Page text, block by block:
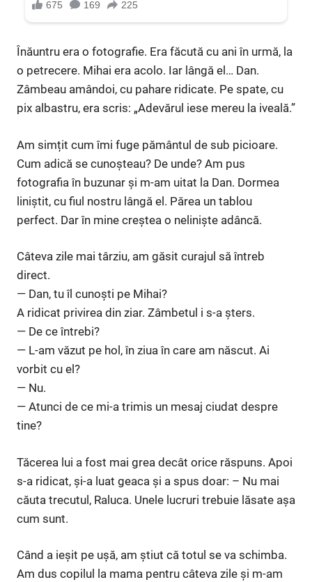
Înăuntru era o fotografie. Era făcută cu ani în urmă, la
o petrecere. Mihai era acolo. Iar lângă el… Dan.
Zâmbeau amândoi, cu pahare ridicate. Pe spate, cu
pix albastru, era scris: „Adevărul iese mereu la iveală.”
Am simțit cum îmi fuge pământul de sub picioare.
Cum adică se cunoșteau? De unde? Am pus
fotografia în buzunar și m-am uitat la Dan. Dormea
liniștit, cu fiul nostru lângă el. Părea un tablou
perfect. Dar în mine creștea o neliniște adâncă.
Câteva zile mai târziu, am găsit curajul să întreb
direct.
— Dan, tu îl cunoști pe Mihai?
A ridicat privirea din ziar. Zâmbetul i s-a șters.
— De ce întrebi?
— L-am văzut pe hol, în ziua în care am născut. Ai
vorbit cu el?
— Nu.
— Atunci de ce mi-a trimis un mesaj ciudat despre
tine?
Tăcerea lui a fost mai grea decât orice răspuns. Apoi
s-a ridicat, și-a luat geaca și a spus doar: – Nu mai
căuta trecutul, Raluca. Unele lucruri trebuie lăsate așa
cum sunt.
Când a ieșit pe ușă, am știut că totul se va schimba.
Am dus copilul la mama pentru câteva zile și m-am